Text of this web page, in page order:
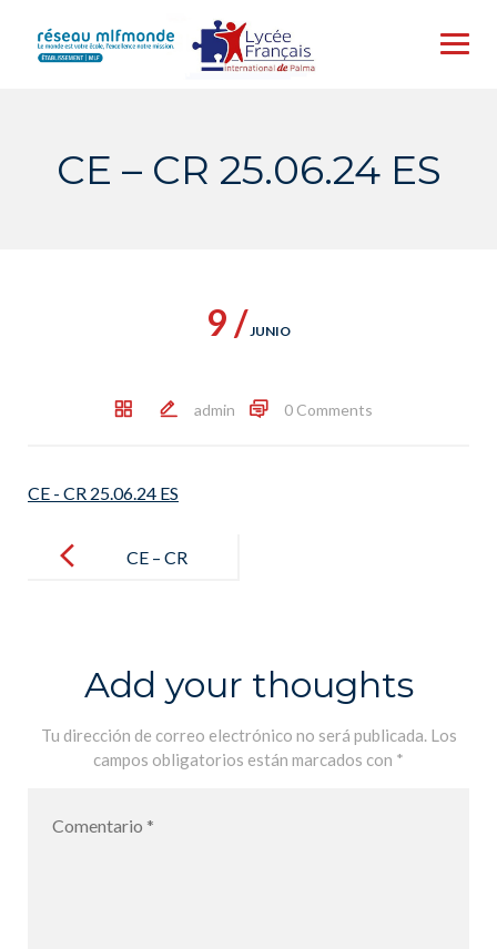
content
CE – CR 25.06.24 ES
9 /JUNIO
admin 0 Comments
CE - CR 25.06.24 ES
navigation
CE – CR
Add your thoughts
Tu dirección de correo electrónico no será publicada. Los
campos obligatorios están marcados con *